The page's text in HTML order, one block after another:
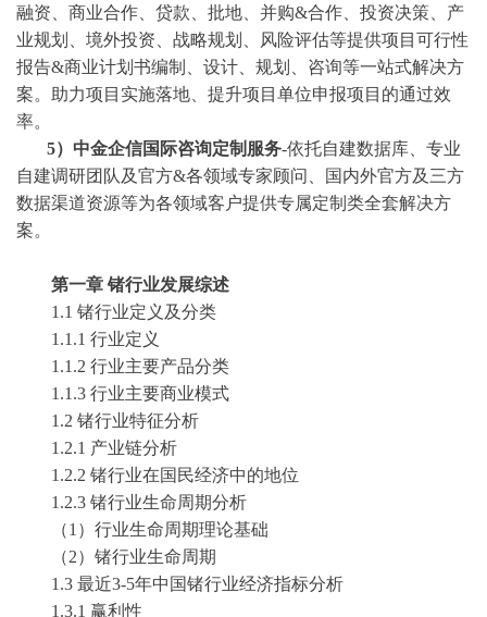
融资、商业合作、贷款、批地、并购&合作、投资决策、产
业规划、境外投资、战略规划、风险评估等提供项目可行性
报告&商业计划书编制、设计、规划、咨询等一站式解决方
案。助力项目实施落地、提升项目单位申报项目的通过效
率。
5）中金企信国际咨询定制服务-依托自建数据库、专业
自建调研团队及官方&各领域专家顾问、国内外官方及三方
数据渠道资源等为各领域客户提供专属定制类全套解决方
案。
第一章 锗行业发展综述
1.1 锗行业定义及分类
1.1.1 行业定义
1.1.2 行业主要产品分类
1.1.3 行业主要商业模式
1.2 锗行业特征分析
1.2.1 产业链分析
1.2.2 锗行业在国民经济中的地位
1.2.3 锗行业生命周期分析
（1）行业生命周期理论基础
（2） 锗行业生命周期
1.3 最近3-5年中国锗行业经济指标分析
1.3.1 赢利性